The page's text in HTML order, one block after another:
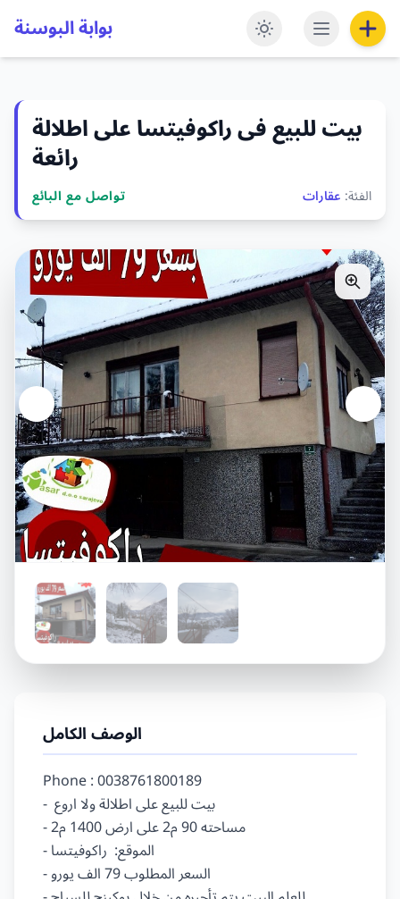
بوابة البوسنة
بيت للبيع فى راكوفيتسا على اطلالة
رائعة
تواصل مع البائع الفئة: عقارات
الوصف الكامل
Phone : 0038761800189
-  بيت للبيع على اطلالة ولا اروع
- مساحته 90 م2 على ارض 1400 م2
- الموقع:  راكوفيتسا
- السعر المطلوب 79 الف يورو